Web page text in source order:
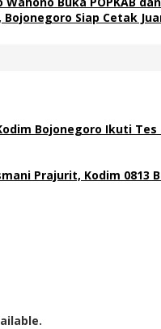
Bojonegoro Siap Cetak
Bojonegoro Ikuti Tes
Prajurit, Kodim 0813